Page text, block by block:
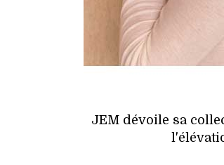
JEM dévoile sa